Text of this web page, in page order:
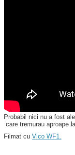
Probabil nici nu a fost
care tremurau aproape
Filmat cu Vico WF1.